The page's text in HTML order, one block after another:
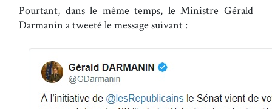
Pourtant, dans le même temps, le Ministre Gérald
Darmanin a tweeté le message suivant :